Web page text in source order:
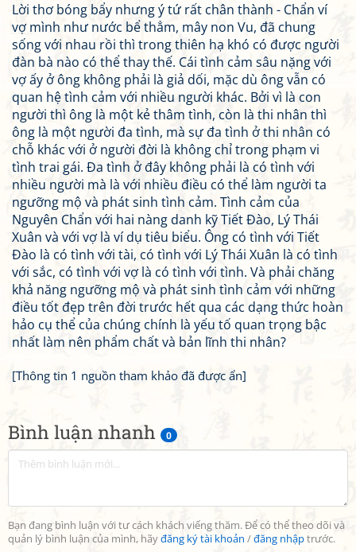
Bình luận nhanh 0
Bạn đang bình luận với tư cách khách viếng thăm. Để có thể theo dõi và
quản lý bình luận của mình, hãyđăng ký tài khoản /đăng nhậptrước.
Lời thơ bóng bẩy nhưng ý tứ rất chân thành - Chẩn ví
vợ mình như nước bể thẳm, mây non Vu, đã chung
sống với nhau rồi thì trong thiên hạ khó có được người
đàn bà nào có thể thay thế. Cái tình cảm sâu nặng với
vợ ấy ở ông không phải là giả dối, mặc dù ông vẫn có
quan hệ tình cảm với nhiều người khác. Bởi vì là con
người thì ông là một kẻ thâm tình, còn là thi nhân thì
ông là một người đa tình, mà sự đa tình ở thi nhân có
chỗ khác với ở người đời là không chỉ trong phạm vi
tình trai gái. Đa tình ở đây không phải là có tình với
nhiều người mà là với nhiều điều có thể làm người ta
ngưỡng mộ và phát sinh tình cảm. Tình cảm của
Nguyên Chẩn với hai nàng danh kỹ Tiết Đào, Lý Thái
Xuân và với vợ là ví dụ tiêu biểu. Ông có tình với Tiết
Đào là có tình với tài, có tình với Lý Thái Xuân là có tình
với sắc, có tình với vợ là có tình với tình. Và phải chăng
khả năng ngưỡng mộ và phát sinh tình cảm với những
điều tốt đẹp trên đời trước hết qua các dạng thức hoàn
hảo cụ thể của chúng chính là yếu tố quan trọng bậc
nhất làm nên phẩm chất và bản lĩnh thi nhân?
[Thông tin 1 nguồn tham khảo đã được ẩn]